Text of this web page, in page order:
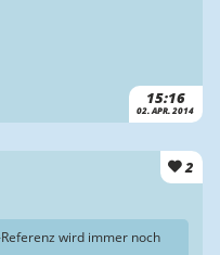
15:16
02. APR. 2014
2
wird immer noch